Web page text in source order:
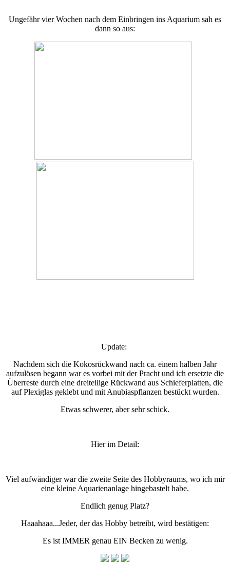
Ungefähr vier Wochen nach dem Einbringen ins Aquarium sah es
dann so aus:
Update:
Nachdem sich die Kokosrückwand nach ca. einem halben Jahr
aufzulösen begann war es vorbei mit der Pracht und ich ersetzte die
Überreste durch eine dreiteilige Rückwand aus Schieferplatten, die
auf Plexiglas geklebt und mit Anubiaspflanzen bestückt wurden.
Etwas schwerer, aber sehr schick.
Hier im Detail:
Viel aufwändiger war die zweite Seite des Hobbyraums, wo ich mir
eine kleine Aquarienanlage hingebastelt habe.
Endlich genug Platz?
Haaahaaa...Jeder, der das Hobby betreibt, wird bestätigen:
Es ist IMMER genau EIN Becken zu wenig.